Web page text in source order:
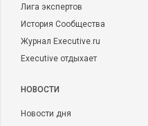
Лига экспертов
История Сообщества
Журнал Executive.ru
Executive отдыхает
НОВОСТИ
Новости дня